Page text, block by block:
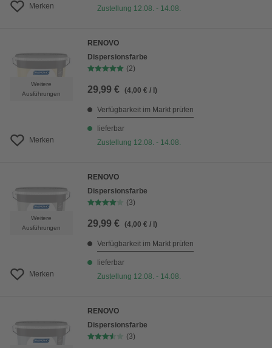
Merken
Zustellung 12.08. - 14.08.
Weitere
Ausführungen
Merken
RENOVO
Dispersionsfarbe
(2)
29,99 € (4,00 € / l)
Verfügbarkeit im Markt prüfen
lieferbar
Zustellung 12.08. - 14.08.
Weitere
Ausführungen
Merken
RENOVO
Dispersionsfarbe
(3)
29,99 € (4,00 € / l)
Verfügbarkeit im Markt prüfen
lieferbar
Zustellung 12.08. - 14.08.
RENOVO
Dispersionsfarbe
(3)